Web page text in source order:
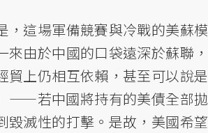
，這場軍備競賽與冷戰的美蘇模
來由於中國的口袋遠深於蘇聯，
貿上仍相互依賴，甚至可以說是
——若中國將持有的美債全部拋
毀滅性的打擊。是故，美國希望